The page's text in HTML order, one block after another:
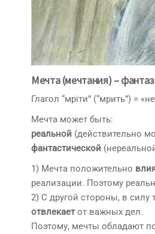
Мечта (мечтания) –
Глагол “мріти” (“мрить”) =
Мечта может быть:
реальной (действительно
фантастической
1) Мечта положительно
реализации. Поэтому
2) С другой стороны, в силу
отвлекаетот важных дел.
Поэтому, мечты обладают